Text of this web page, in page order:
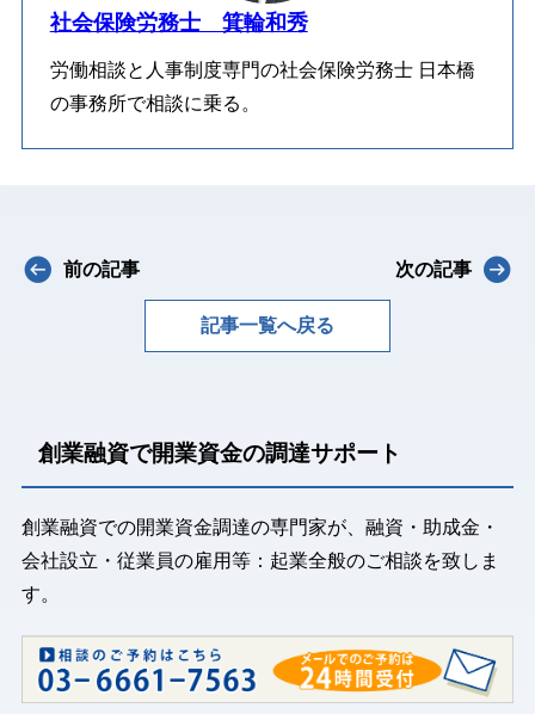
社会保険労務士 箕輪和秀
労働相談と人事制度専門の社会保険労務士 日本橋
の事務所で相談に乗る。
前の記事
記事一覧へ戻る
次の記事
創業融資で開業資金の調達サポート
創業融資での開業資金調達の専門家が、融資・助成金・
会社設立・従業員の雇用等：起業全般のご相談を致しま
す。